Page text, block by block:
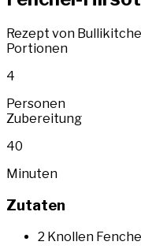
Rezept von
Portionen
4
Personen
Zubereitung
40
Minuten
Zutaten
2 Knollen